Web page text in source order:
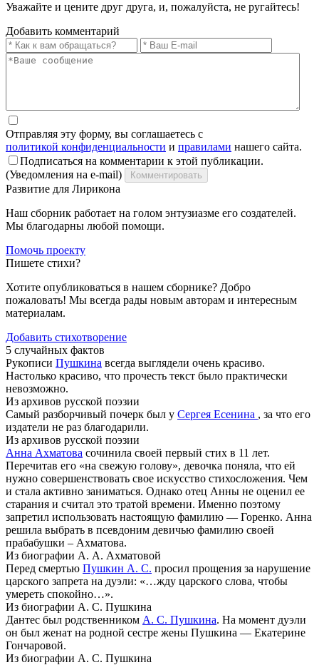
Уважайте и цените друг друга, и, пожалуйста, не ругайтесь!
Добавить комментарий
Отправляя эту форму, вы соглашаетесь с
политикой конфиденциальности и правилами нашего сайта.
Подписаться на комментарии к этой публикации.
(Уведомления на e-mail)
Комментировать
Развитие для Лирикона
Наш сборник работает на голом энтузиазме его создателей.
Мы благодарны любой помощи.
Помочь проекту
Пишете стихи?
Хотите опубликоваться в нашем сборнике? Добро
пожаловать! Мы всегда рады новым авторам и интересным
материалам.
Добавить стихотворение
5 случайных фактов
Рукописи Пушкина всегда выглядели очень красиво.
Настолько красиво, что прочесть текст было практически
невозможно.
Из архивов русской поэзии
Самый разборчивый почерк был у Сергея Есенина , за что его
издатели не раз благодарили.
Из архивов русской поэзии
Анна Ахматова сочинила своей первый стих в 11 лет.
Перечитав его «на свежую голову», девочка поняла, что ей
нужно совершенствовать свое искусство стихосложения. Чем
и стала активно заниматься. Однако отец Анны не оценил ее
старания и считал это тратой времени. Именно поэтому
запретил использовать настоящую фамилию — Горенко. Анна
решила выбрать в псевдоним девичью фамилию своей
прабабушки – Ахматова.
Из биографии А. А. Ахматовой
Перед смертью Пушкин А. С. просил прощения за нарушение
царского запрета на дуэли: «…жду царского слова, чтобы
умереть спокойно…».
Из биографии А. С. Пушкина
Дантес был родственником А. С. Пушкина. На момент дуэли
он был женат на родной сестре жены Пушкина — Екатерине
Гончаровой.
Из биографии А. С. Пушкина